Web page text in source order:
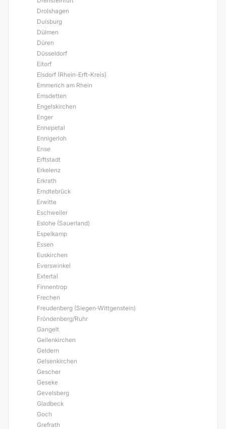
Drolshagen
Duisburg
Dülmen
Düren
Düsseldorf
Eitorf
Elsdorf (Rhein-Erft-Kreis)
Emmerich am Rhein
Emsdetten
Engelskirchen
Enger
Ennepetal
Ennigerloh
Ense
Erftstadt
Erkelenz
Erkrath
Erndtebrück
Erwitte
Eschweiler
Eslohe (Sauerland)
Espelkamp
Essen
Euskirchen
Everswinkel
Extertal
Finnentrop
Frechen
Freudenberg (Siegen-Wittgenstein)
Fröndenberg/Ruhr
Gangelt
Geilenkirchen
Geldern
Gelsenkirchen
Gescher
Geseke
Gevelsberg
Gladbeck
Goch
Grefrath